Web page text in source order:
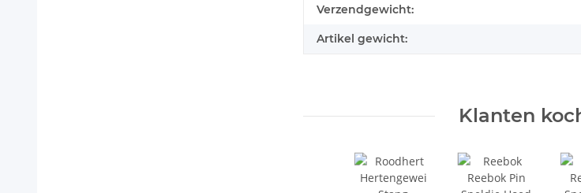
Producteigenschap
Waarde
Verzendgewicht:
Artikel gewicht:
Klanten